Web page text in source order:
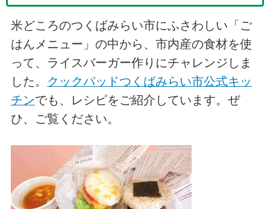
米どころのつくばみらい市にふさわしい「ご
はんメニュー」の中から、市内産の食材を使
って、ライスバーガー作りにチャレンジしま
した。 クックパッドつくばみらい市公式キッ
チンでも、レシピをご紹介しています。ぜ
ひ、ご覧ください。